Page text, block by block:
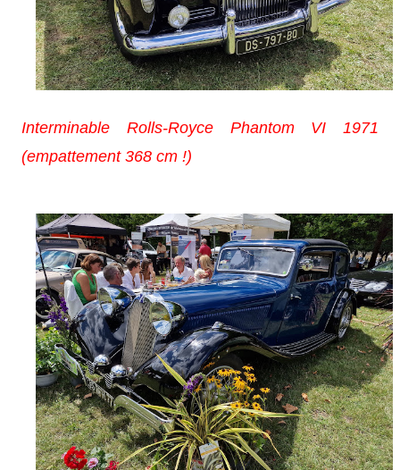
Interminable Rolls-Royce Phantom VI 1971
(empattement 368 cm !)